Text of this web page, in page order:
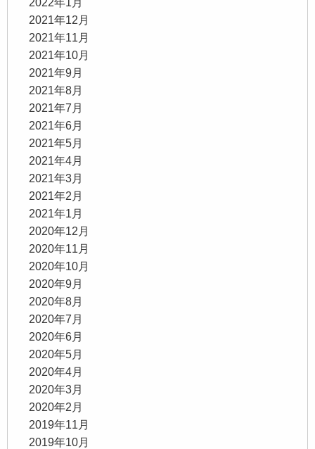
2021年12月
2021年11月
2021年10月
2021年9月
2021年8月
2021年7月
2021年6月
2021年5月
2021年4月
2021年3月
2021年2月
2021年1月
2020年12月
2020年11月
2020年10月
2020年9月
2020年8月
2020年7月
2020年6月
2020年5月
2020年4月
2020年3月
2020年2月
2019年11月
2019年10月